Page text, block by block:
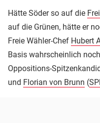
Hätte Söder so auf die
auf die Grünen, hätte er
Freie Wähler-Chef Hubert
Basis wahrscheinlich
Oppositions-
und Florian von Brunn (